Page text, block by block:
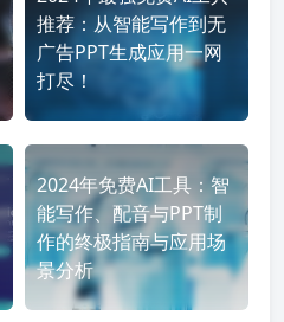
推荐：从智能写作到无
广告PPT生成应用一网
打尽！
2024年免费AI工具：智
能写作、配音与PPT制
作的终极指南与应用场
景分析